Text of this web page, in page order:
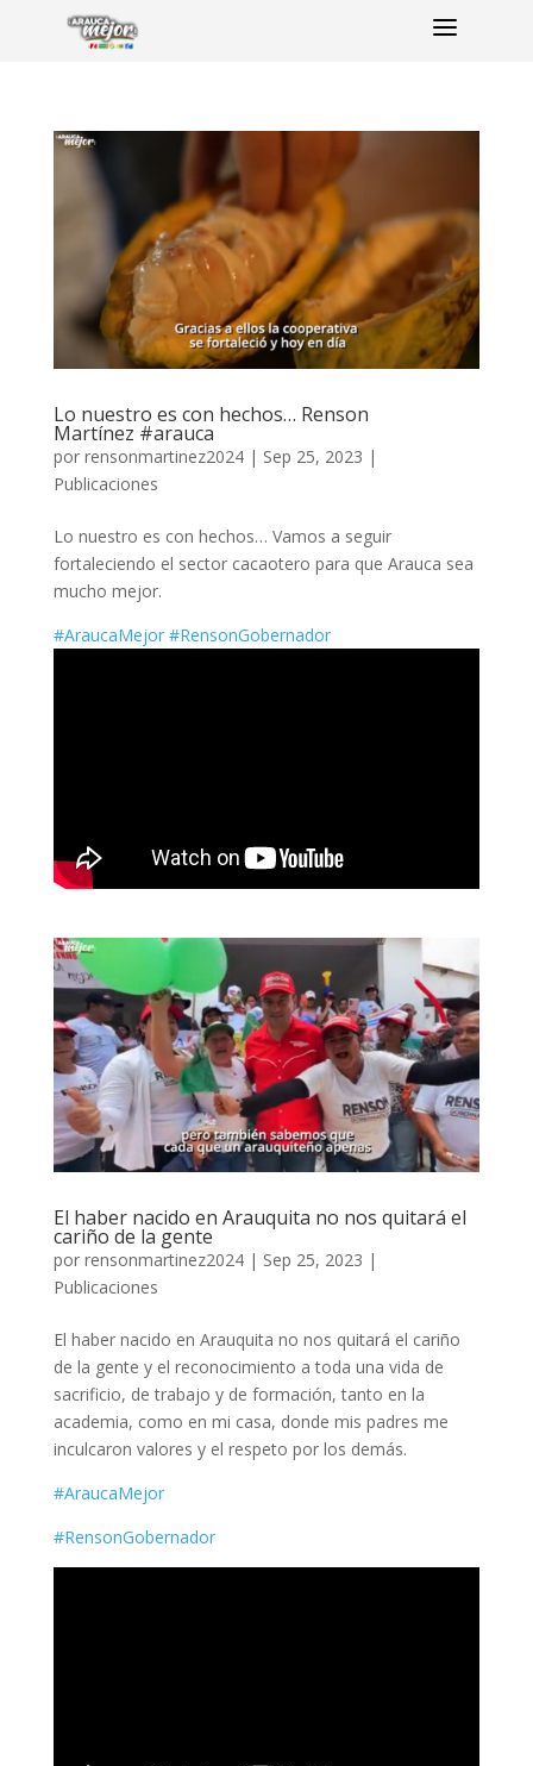
a
Lo nuestro es con hechos… Renson
Martínez #arauca
por rensonmartinez2024| Sep 25, 2023 |
Publicaciones
Lo nuestro es con hechos… Vamos a seguir
fortaleciendo el sector cacaotero para que Arauca sea
mucho mejor.
#AraucaMejor #RensonGobernador
El haber nacido en Arauquita no nos quitará el
cariño de la gente
por rensonmartinez2024| Sep 25, 2023 |
Publicaciones
El haber nacido en Arauquita no nos quitará el cariño
de la gente y el reconocimiento a toda una vida de
sacrificio, de trabajo y de formación, tanto en la
academia, como en mi casa, donde mis padres me
inculcaron valores y el respeto por los demás.
#AraucaMejor
#RensonGobernador